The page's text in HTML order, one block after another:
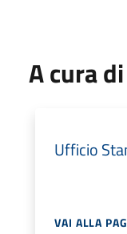
A cura di
Ufficio
VAI ALLA